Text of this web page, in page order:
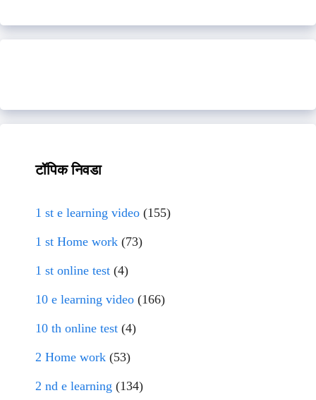
टॉपिक निवडा
1 st e learning video (155)
1 st Home work (73)
1 st online test (4)
10 e learning video (166)
10 th online test (4)
2 Home work (53)
2 nd e learning (134)